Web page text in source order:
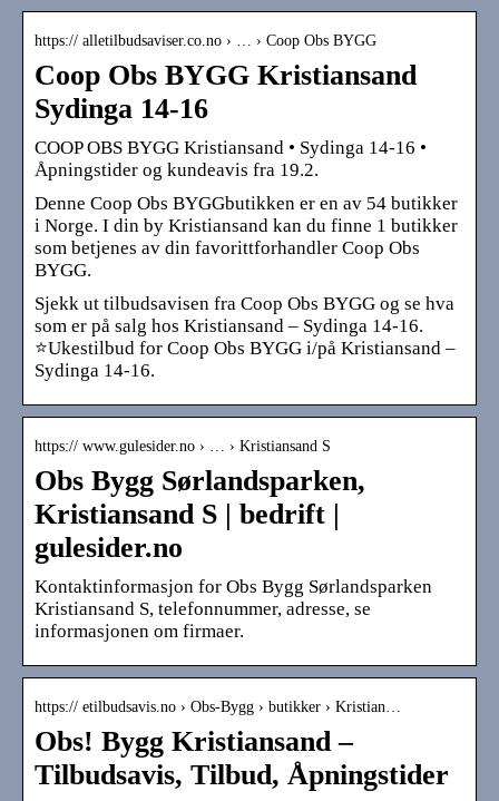
https:// alletilbudsaviser.co.no › … › Coop Obs BYGG
Coop Obs BYGG Kristiansand
Sydinga 14-16
COOP OBS BYGG Kristiansand • Sydinga 14-16 •
Åpningstider og kundeavis fra 19.2.
Denne Coop Obs BYGGbutikken er en av 54 butikker
i Norge. I din by Kristiansand kan du finne 1 butikker
som betjenes av din favorittforhandler Coop Obs
BYGG.
Sjekk ut tilbudsavisen fra Coop Obs BYGG og se hva
som er på salg hos Kristiansand – Sydinga 14-16.
⭐Ukestilbud for Coop Obs BYGG i/på Kristiansand –
Sydinga 14-16.
https:// www.gulesider.no › … › Kristiansand S
Obs Bygg Sørlandsparken,
Kristiansand S | bedrift |
gulesider.no
Kontaktinformasjon for Obs Bygg Sørlandsparken
Kristiansand S, telefonnummer, adresse, se
informasjonen om firmaer.
https:// etilbudsavis.no › Obs-Bygg › butikker › Kristian…
Obs! Bygg Kristiansand –
Tilbudsavis, Tilbud, Åpningstider